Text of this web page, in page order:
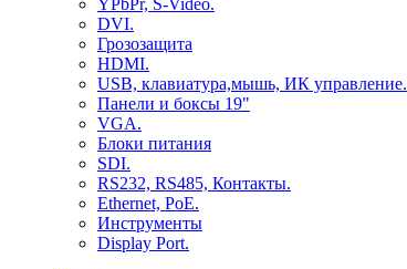
DVI.
Грозозащита
HDMI.
USB, клавиатура,мышь, ИК управление.
Панели и боксы 19"
VGA.
Блоки питания
SDI.
RS232, RS485, Контакты.
Ethernet, PoE.
Инструменты
Display Port.